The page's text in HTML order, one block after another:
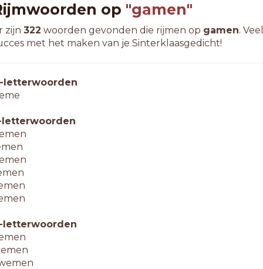
op "gamen"
zijn 322 woorden gevonden die rijmen op gamen. Veel
met het maken van je Sinterklaasgedicht!
letterwoorden
letterwoorden
letterwoorden